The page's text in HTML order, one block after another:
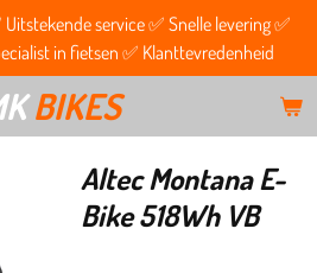
BIKES
service ✅ Snelle levering ✅
in fietsen ✅ Klanttevredenheid
Altec Montana E-
Bike 518Wh VB